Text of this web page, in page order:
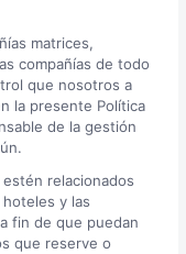
matrices,
compañías de todo
que nosotros a
la presente Política
de la gestión
relacionados
y las
fin de que puedan
que reserve o